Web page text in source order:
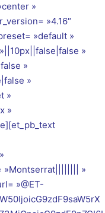
»
»4.16″
»default »
»
»
»
»
»
»Montserrat|||||||| »
»@ET-